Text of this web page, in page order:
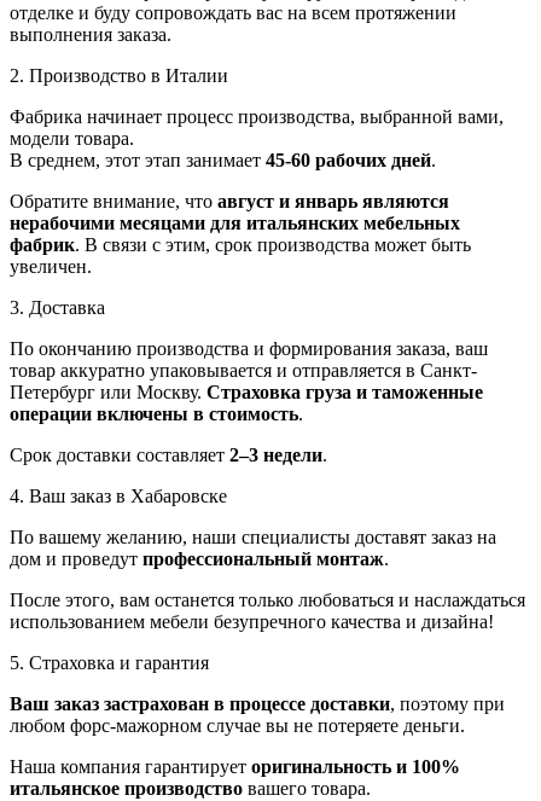
отделке и буду сопровождать вас на всем протяжении
выполнения заказа.
2. Производство в Италии
Фабрика начинает процесс производства, выбранной вами,
модели товара.
В среднем, этот этап занимает 45-60 рабочих дней.
Обратите внимание, что август и январь являются
нерабочими месяцами для итальянских мебельных
фабрик. В связи с этим, срок производства может быть
увеличен.
3. Доставка
По окончанию производства и формирования заказа, ваш
товар аккуратно упаковывается и отправляется в Санкт-
Петербург или Москву. Страховка груза и таможенные
операции включены в стоимость.
Срок доставки составляет 2–3 недели.
4. Ваш заказ в Хабаровске
По вашему желанию, наши специалисты доставят заказ на
дом и проведут профессиональный монтаж.
После этого, вам останется только любоваться и наслаждаться
использованием мебели безупречного качества и дизайна!
5. Страховка и гарантия
Ваш заказ застрахован в процессе доставки, поэтому при
любом форс-мажорном случае вы не потеряете деньги.
Наша компания гарантирует оригинальность и 100%
итальянское производство вашего товара.